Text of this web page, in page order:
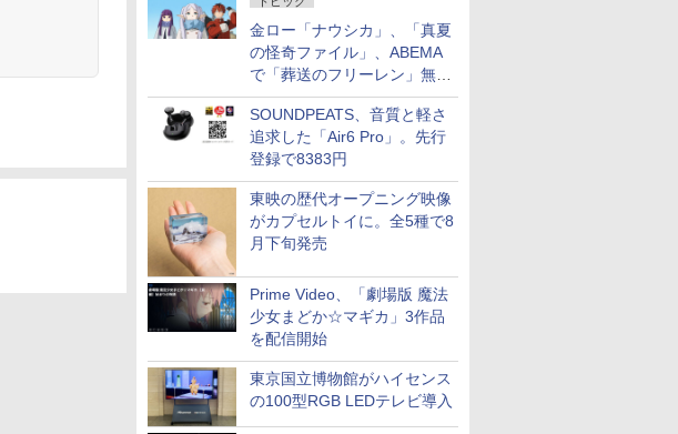
金ロー「ナウシカ」、「真夏
の怪奇ファイル」、ABEMA
で「葬送のフリーレン」無料
配信など。夏の特番・配信情
報
SOUNDPEATS、音質と軽さ
追求した「Air6 Pro」。先行
登録で8383円
東映の歴代オープニング映像
がカプセルトイに。全5種で8
月下旬発売
Prime Video、「劇場版 魔法
少女まどか☆マギカ」3作品
を配信開始
東京国立博物館がハイセンス
の100型RGB LEDテレビ導入